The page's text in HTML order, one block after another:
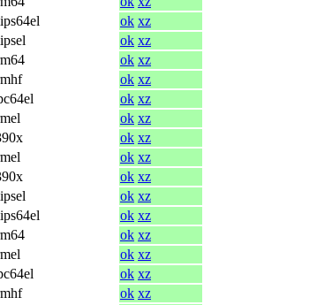
ok xz
ok xz
ok xz
ok xz
ok xz
ok xz
ok xz
ok xz
ok xz
ok xz
ok xz
ok xz
ok xz
ok xz
ok xz